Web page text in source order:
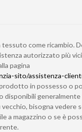
tessuto come ricambio.
autorizzato più
pagina
sito/assistenza-
in possesso o
disponibili generalmente
bisogna vedere
a magazzino o se è